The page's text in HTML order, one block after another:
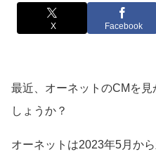
X Facebook
最近、オーネットのCMを
しょうか？
オーネットは2023年5月か